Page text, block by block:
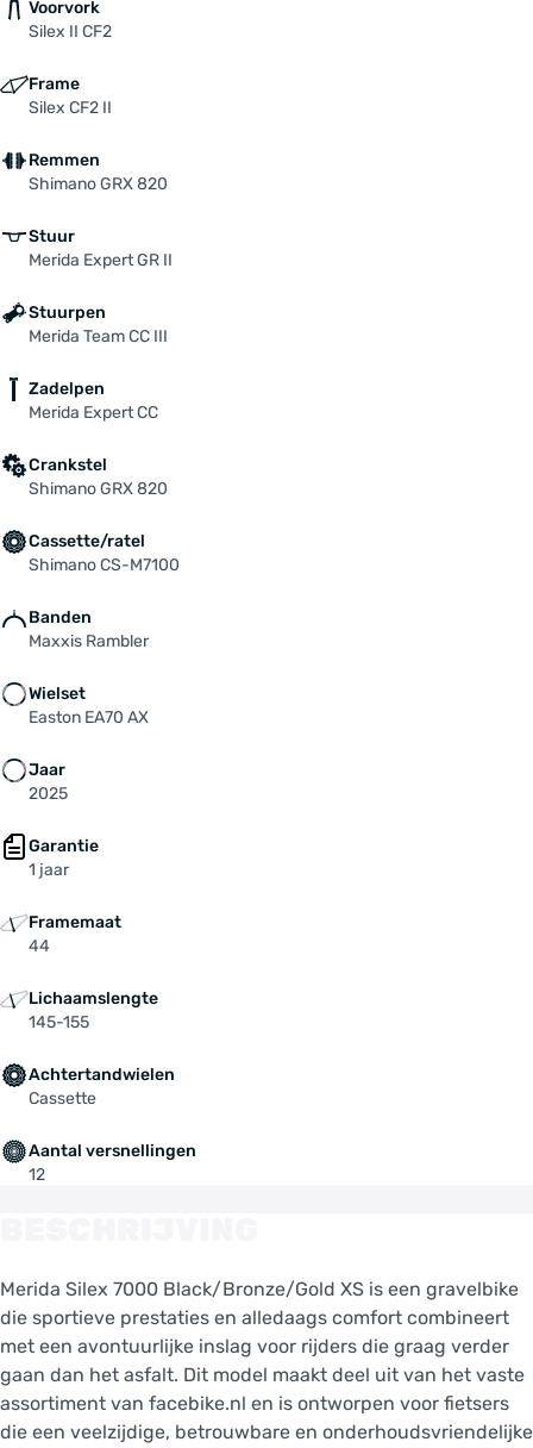
Voorvork
Silex II CF2
Frame
Silex CF2 II
Remmen
Shimano GRX 820
Stuur
Merida Expert GR II
Stuurpen
Merida Team CC III
Zadelpen
Merida Expert CC
Crankstel
Shimano GRX 820
Cassette/ratel
Shimano CS-M7100
Banden
Maxxis Rambler
Wielset
Easton EA70 AX
Jaar
2025
Garantie
1 jaar
Framemaat
44
Lichaamslengte
145-155
Achtertandwielen
Cassette
Aantal versnellingen
12
Merida Silex 7000 Black/Bronze/Gold XS is een gravelbike
die sportieve prestaties en alledaags comfort combineert
met een avontuurlijke inslag voor rijders die graag verder
gaan dan het asfalt. Dit model maakt deel uit van het vaste
assortiment van facebike.nl en is ontworpen voor fietsers
die een veelzijdige, betrouwbare en onderhoudsvriendelijke